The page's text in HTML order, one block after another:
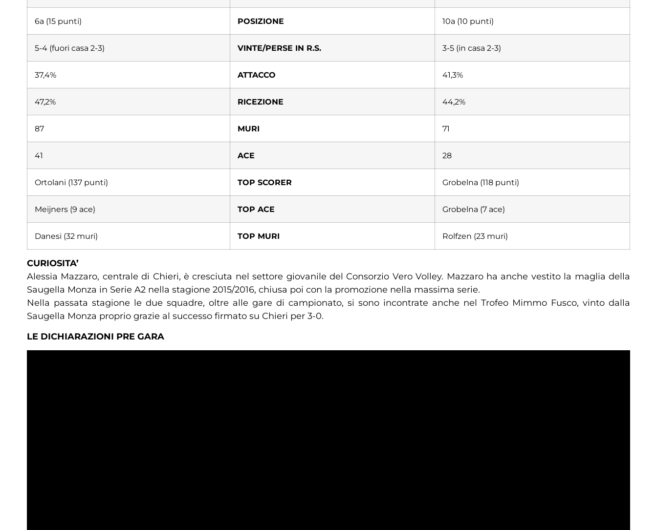
6a (15 punti) POSIZIONE 10a (10 punti)
5-4 (fuori casa 2-3) VINTE/PERSE IN R.S. 3-5 (in casa 2-3)
37,4% ATTACCO 41,3%
47,2% RICEZIONE 44,2%
87 MURI 71
41 ACE 28
Ortolani (137 punti) TOP SCORER Grobelna (118 punti)
Meijners (9 ace) TOP ACE Grobelna (7 ace)
Danesi (32 muri) TOP MURI Rolfzen (23 muri)
CURIOSITA’
Alessia Mazzaro, centrale di Chieri, è cresciuta nel settore giovanile del Consorzio Vero Volley. Mazzaro ha anche vestito la maglia della
Saugella Monza in Serie A2 nella stagione 2015/2016, chiusa poi con la promozione nella massima serie.
Nella passata stagione le due squadre, oltre alle gare di campionato, si sono incontrate anche nel Trofeo Mimmo Fusco, vinto dalla
Saugella Monza proprio grazie al successo firmato su Chieri per 3-0.
LE DICHIARAZIONI PRE GARA